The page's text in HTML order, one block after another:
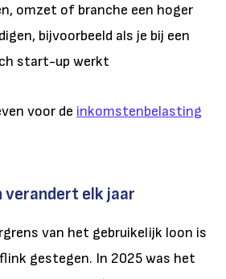
omzet of branche een hoger
bijvoorbeeld als je bij een
start-up werkt
voor de inkomstenbelasting
verandert elk jaar
van het gebruikelijk loon is
gestegen. In 2025 was het